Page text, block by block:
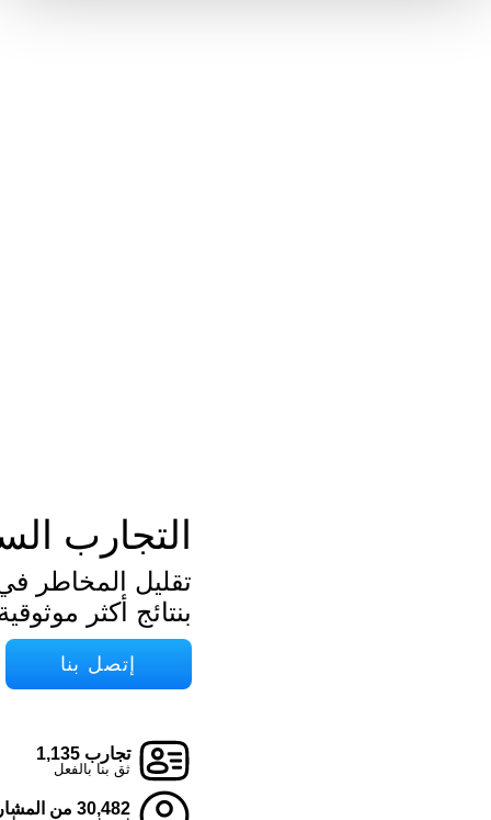
التجارب
تقليل المخاطر
بنتائج أكثر
إتصل بنا
تجارب 1,135
ثق بنا بالفعل
30,482 من المشاركين